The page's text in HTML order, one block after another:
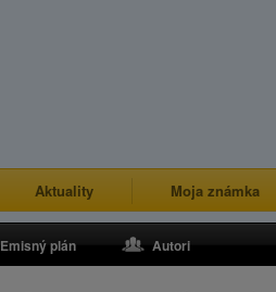
Aktuality Moja známka
Emisný plán Autori